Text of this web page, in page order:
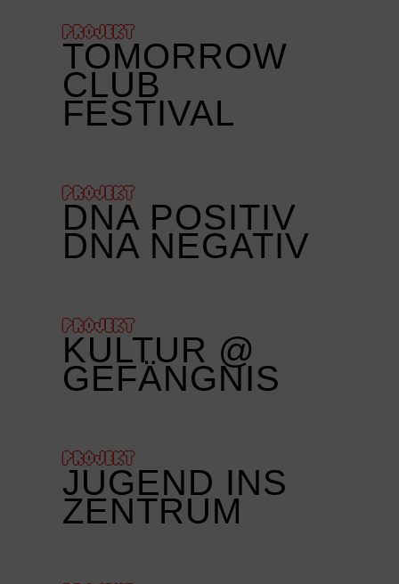
PROJEKT
TOMORROW
CLUB
FESTIVAL
PROJEKT
DNA POSITIV
DNA NEGATIV
PROJEKT
KULTUR @
GEFÄNGNIS
PROJEKT
JUGEND INS
ZENTRUM